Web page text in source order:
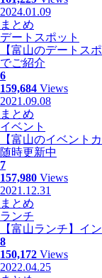
2024.01.09
まとめ
デートスポット
【富山のデートス
でご紹介
6
159,684 Views
2021.09.08
まとめ
イベント
【富山のイベント
随時更新中
7
157,980 Views
2021.12.31
まとめ
ランチ
【富山ランチ】イ
8
150,172 Views
2022.04.25